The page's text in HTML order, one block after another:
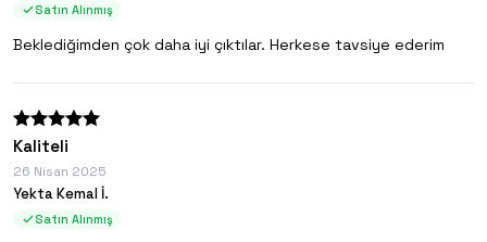
Satın Alınmış
Beklediğimden çok daha iyi çıktılar. Herkese tavsiye ederim
Kaliteli
26 Nisan 2025
Yekta Kemal İ.
Satın Alınmış